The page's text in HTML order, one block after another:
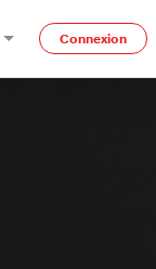
Connexion